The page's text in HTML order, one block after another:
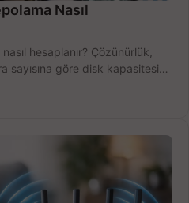
Nasıl
hesaplanır? Çözünürlük,
sayısına göre disk kapasitesini